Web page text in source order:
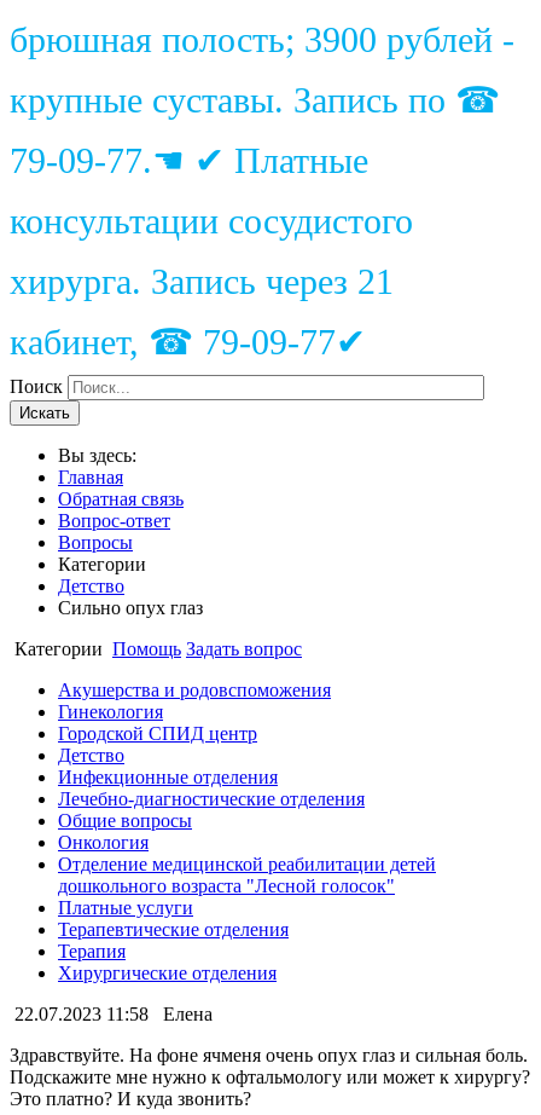
брюшная полость; 3900 рублей -
крупные суставы. Запись по ☎
79-09-77.☚ ✔ Платные
консультации сосудистого
хирурга. Запись через 21
кабинет, ☎ 79-09-77✔
Поиск
Искать
Вы здесь:
Главная
Обратная связь
Вопрос-ответ
Вопросы
Категории
Детство
Сильно опух глаз
Категории Помощь Задать вопрос
Акушерства и родовспоможения
Гинекология
Городской СПИД центр
Детство
Инфекционные отделения
Лечебно-диагностические отделения
Общие вопросы
Онкология
Отделение медицинской реабилитации детей
дошкольного возраста "Лесной голосок"
Платные услуги
Терапевтические отделения
Терапия
Хирургические отделения
22.07.2023 11:58
Елена
Здравствуйте. На фоне ячменя очень опух глаз и сильная боль.
Подскажите мне нужно к офтальмологу или может к хирургу?
Это платно? И куда звонить?